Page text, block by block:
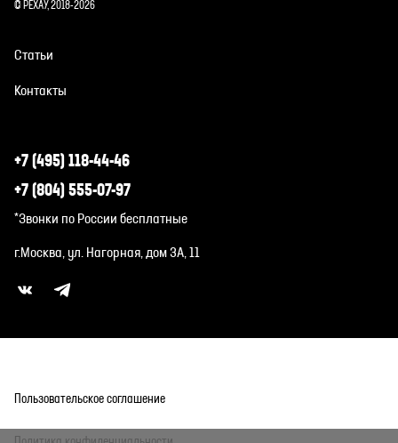
© РЕХАУ, 2018-2026
Статьи
Контакты
+7 (495) 118-44-46
+7 (804) 555-07-97
*Звонки по России бесплатные
г.Москва, ул. Нагорная, дом 3А, 11
Пользовательское соглашение